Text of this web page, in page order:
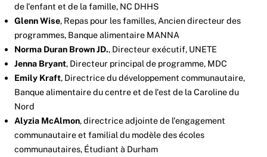
de l'enfant et de la famille, NC DHHS
Glenn Wise, Repas pour les familles, Ancien directeur des
programmes, Banque alimentaire MANNA
Norma Duran Brown JD., Directeur exécutif, UNETE
Jenna Bryant, Directeur principal de programme, MDC
Emily Kraft, Directrice du développement communautaire,
Banque alimentaire du centre et de l'est de la Caroline du
Nord
Alyzia McAlmon, directrice adjointe de l'engagement
communautaire et familial du modèle des écoles
communautaires, Étudiant à Durham